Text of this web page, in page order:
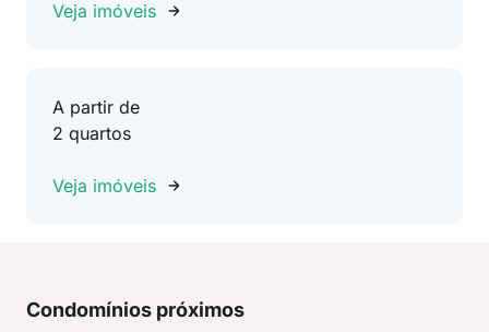
Veja imóveis
A partir de
2 quartos
Veja imóveis
Condomínios próximos